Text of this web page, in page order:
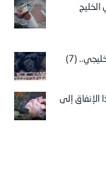
الخليج
(7)
الإنفاق إلى